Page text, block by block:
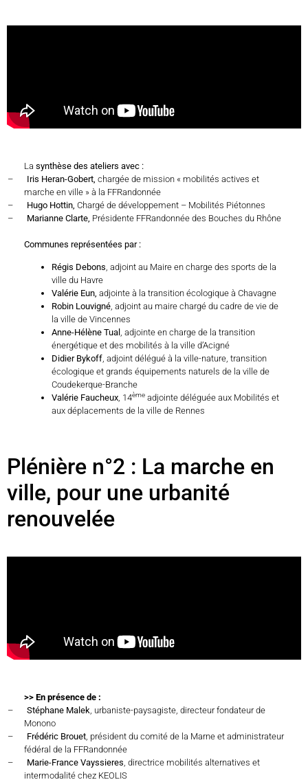
La synthèse des ateliers avec :
–
Iris Heran-Gobert, chargée de mission « mobilités actives et
marche en ville » à la FFRandonnée
–
Hugo Hottin, Chargé de développement – Mobilités Piétonnes
–
Marianne Clarte, Présidente FFRandonnée des Bouches du Rhône
Communes représentées par :
Régis Debons, adjoint au Maire en charge des sports de la
ville du Havre
Valérie Eun, adjointe à la transition écologique à Chavagne
Robin Louvigné, adjoint au maire chargé du cadre de vie de
la ville de Vincennes
Anne-Hélène Tual , adjointe en charge de la transition
énergétique et des mobilités à la ville d’Acigné
Didier Bykoff, adjoint délégué à la ville-nature, transition
écologique et grands équipements naturels de la ville de
Coudekerque-Branche
Valérie Faucheux, 14ème adjointe déléguée aux Mobilités et
aux déplacements de la ville de Rennes
Plénière n°2 : La marche en
ville, pour une urbanité
renouvelée
>> En présence de :
–
Stéphane Malek, urbaniste-paysagiste, directeur fondateur de
Monono
–
Frédéric Brouet, président du comité de la Marne et administrateur
fédéral de la FFRandonnée
–
Marie-France Vayssieres, directrice mobilités alternatives et
intermodalité chez KEOLIS